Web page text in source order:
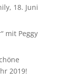
18. Juni
mit Peggy
2019!